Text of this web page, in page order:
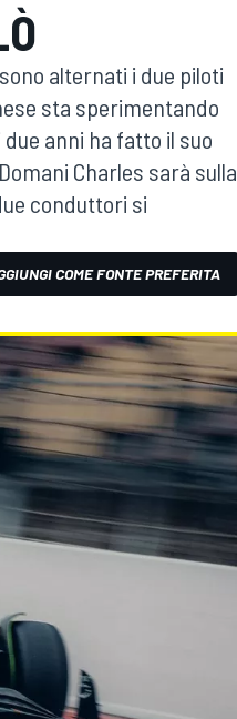
alternati i due piloti
sta sperimentando
anni ha fatto il suo
Charles sarà sulla
conduttori si
COME FONTE PREFERITA